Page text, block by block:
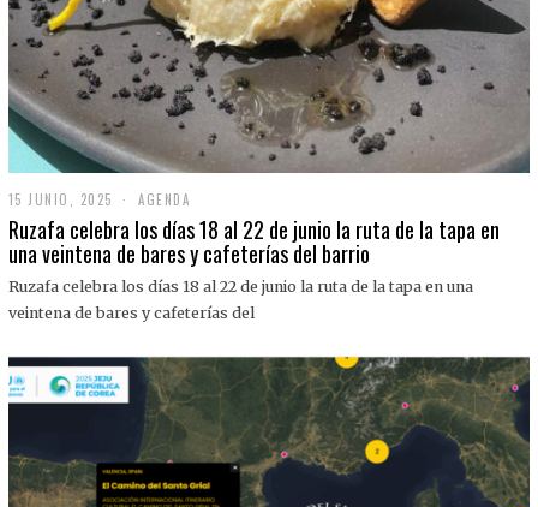
15 JUNIO, 2025
J
U
I
O
0
2
5
AGENDA
Ruzafa celebra los días 18 al 22 de junio la ruta de la tapa en
una veintena de bares y cafeterías del barrio
Ruzafa celebra los días 18 al 22 de junio la ruta de la tapa en una
veintena de bares y cafeterías del